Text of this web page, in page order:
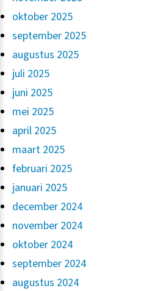
oktober 2025
september 2025
augustus 2025
juli 2025
juni 2025
mei 2025
april 2025
maart 2025
februari 2025
januari 2025
december 2024
november 2024
oktober 2024
september 2024
augustus 2024